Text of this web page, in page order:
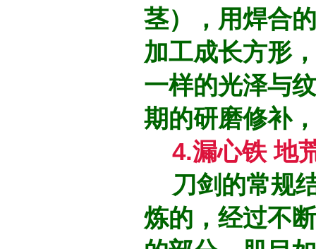
茎），用焊合
加工成长方形
一样的光泽与
期的研磨修补
4.漏心铁 地
刀剑的常规
炼的，经过不